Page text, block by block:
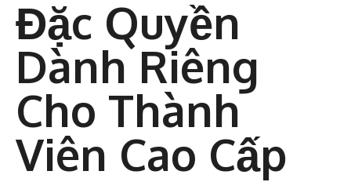
Đặc Quyền
Dành Riêng
Cho Thành
Viên Cao Cấp